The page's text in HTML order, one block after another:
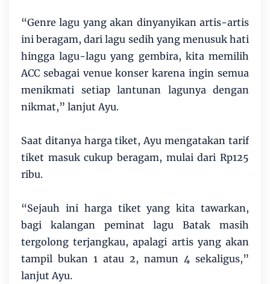
“Genre lagu yang akan dinyanyikan artis-artis
ini beragam, dari lagu sedih yang menusuk hati
hingga lagu-lagu yang gembira, kita memilih
ACC sebagai venue konser karena ingin semua
menikmati setiap lantunan lagunya dengan
nikmat,” lanjut Ayu.
Saat ditanya harga tiket, Ayu mengatakan tarif
tiket masuk cukup beragam, mulai dari Rp125
ribu.
“Sejauh ini harga tiket yang kita tawarkan,
bagi kalangan peminat lagu Batak masih
tergolong terjangkau, apalagi artis yang akan
tampil bukan 1 atau 2, namun 4 sekaligus,”
lanjut Ayu.